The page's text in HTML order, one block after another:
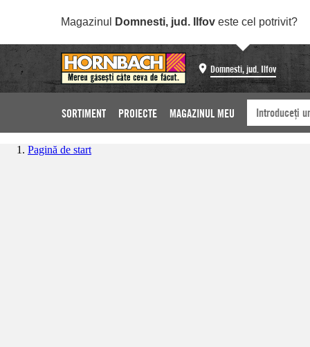
Magazinul Domnesti, jud. Ilfov este cel potrivit?
Domnesti, jud. Ilfov
SORTIMENT PROIECTE MAGAZINUL MEU
Pagină de start